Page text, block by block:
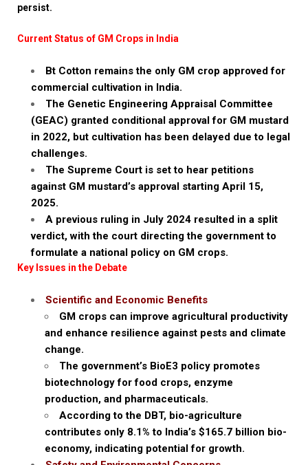
persist.
Current Status of GM Crops in India
Bt Cotton remains the only GM crop approved for
commercial cultivation in India.
The Genetic Engineering Appraisal Committee
(GEAC) granted conditional approval for GM mustard
in 2022, but cultivation has been delayed due to legal
challenges.
The Supreme Court is set to hear petitions
against GM mustard’s approval starting April 15,
2025.
A previous ruling in July 2024 resulted in a split
verdict, with the court directing the government to
formulate a national policy on GM crops.
Key Issues in the Debate
Scientific and Economic Benefits
GM crops can improve agricultural productivity
and enhance resilience against pests and climate
change.
The government’s BioE3 policy promotes
biotechnology for food crops, enzyme
production, and pharmaceuticals.
According to the DBT, bio-agriculture
contributes only 8.1% to India’s $165.7 billion bio-
economy, indicating potential for growth.